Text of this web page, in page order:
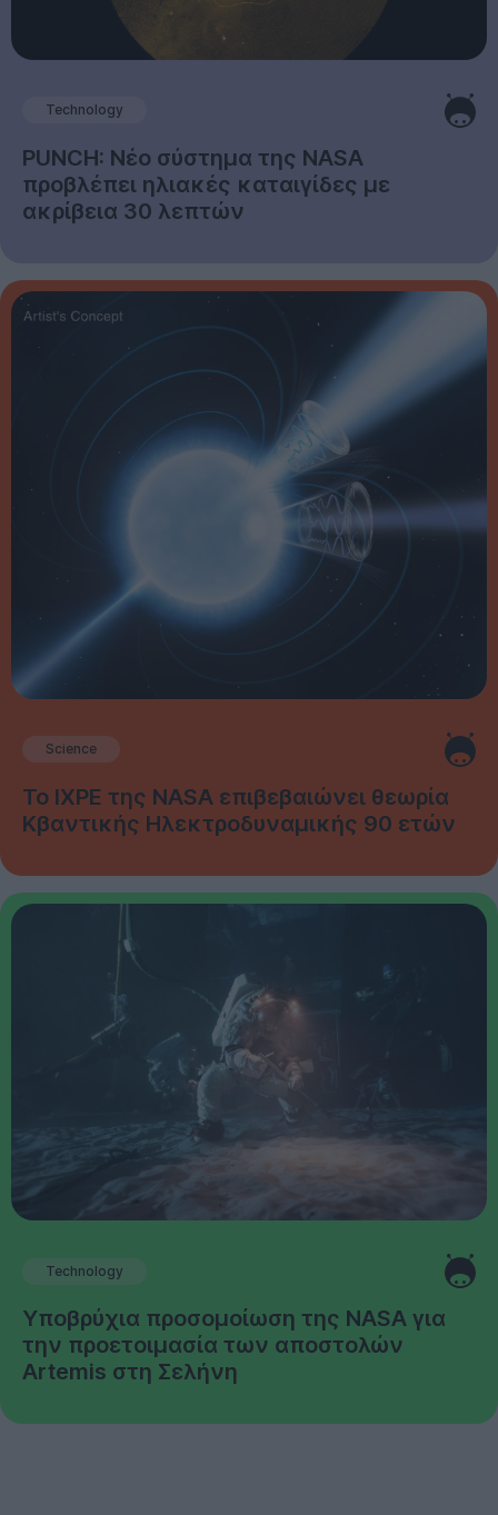
Technology
PUNCH: Νέο σύστημα της NASA
προβλέπει ηλιακές καταιγίδες με
ακρίβεια 30 λεπτών
Science
Το IXPE της NASA επιβεβαιώνει θεωρία
Κβαντικής Ηλεκτροδυναμικής 90 ετών
Technology
Υποβρύχια προσομοίωση της NASA για
την προετοιμασία των αποστολών
Artemis στη Σελήνη